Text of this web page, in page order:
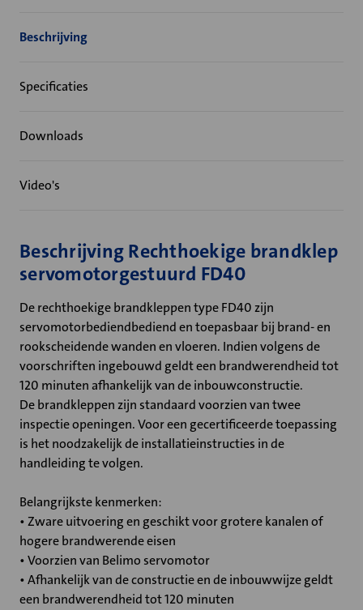
Beschrijving
Specificaties
Downloads
Video's
Beschrijving Rechthoekige brandklep
servomotorgestuurd FD40
De rechthoekige brandkleppen type FD40 zijn
servomotorbediendbediend en toepasbaar bij brand- en
rookscheidende wanden en vloeren. Indien volgens de
voorschriften ingebouwd geldt een brandwerendheid tot
120 minuten afhankelijk van de inbouwconstructie.
De brandkleppen zijn standaard voorzien van twee
inspectie openingen. Voor een gecertificeerde toepassing
is het noodzakelijk de installatieinstructies in de
handleiding te volgen.
Belangrijkste kenmerken:
• Zware uitvoering en geschikt voor grotere kanalen of
hogere brandwerende eisen
• Voorzien van Belimo servomotor
• Afhankelijk van de constructie en de inbouwwijze geldt
een brandwerendheid tot 120 minuten